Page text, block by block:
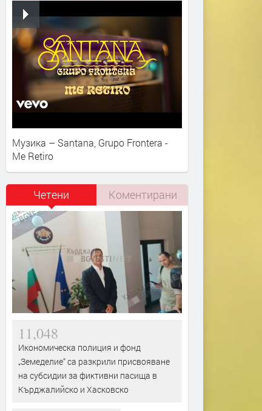
Музика – Santana, Grupo Frontera -
Me Retiro
Четени Коментирани
11,048
Икономическа полиция и фонд
„Земеделие“ са разкрили присвояване
на субсидии за фиктивни пасища в
Кърджалийско и Хасковско